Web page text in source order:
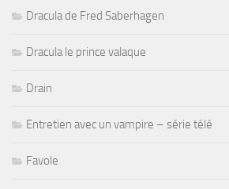
Dracula de Fred Saberhagen
Dracula le prince valaque
Drain
Entretien avec un vampire – série télé
Favole